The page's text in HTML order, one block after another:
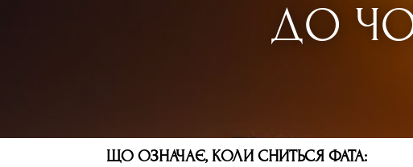
ДО
ЩО ОЗНАЧАЄ, КОЛИ СНИТЬСЯ ФАТА: